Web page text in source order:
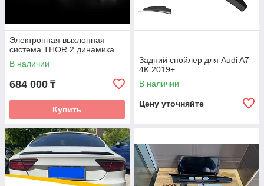
Электронная выхлопная
система THOR 2 динамика
В наличии
684 000 ₸
Купить
Задний спойлер для Audi A7
4K 2019+
В наличии
Цену уточняйте